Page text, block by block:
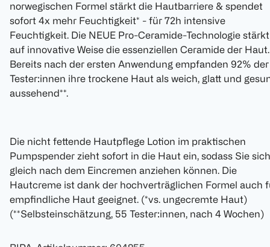
norwegischen Formel stärkt die Hautbarriere & spendet
sofort 4x mehr Feuchtigkeit* - für 72h intensive
Feuchtigkeit. Die NEUE Pro-Ceramide-Technologie stärkt
auf innovative Weise die essenziellen Ceramide der Haut.
Bereits nach der ersten Anwendung empfanden 92% der
Tester:innen ihre trockene Haut als weich, glatt und
aussehend**.
Die nicht fettende Hautpflege Lotion im praktischen
Pumpspender zieht sofort in die Haut ein, sodass Sie sich
gleich nach dem Eincremen anziehen können. Die
Hautcreme ist dank der hochverträglichen Formel auch
empfindliche Haut geeignet. (*vs. ungecremte Haut)
(**Selbsteinschätzung, 55 Tester:innen, nach 4 Wochen)